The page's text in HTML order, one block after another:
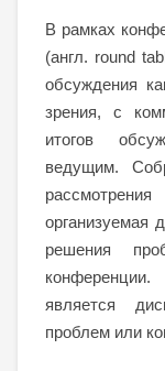
В рамках
(англ. round
обсуждения
зрения, с
итогов
ведущим.
организуемая
решения
является
проблем или